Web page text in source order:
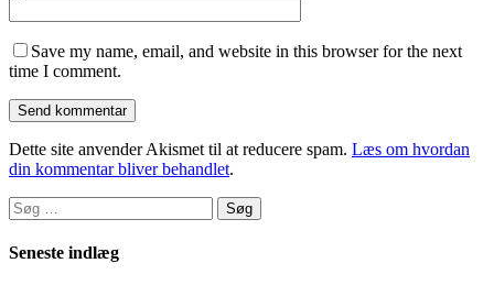
Save my name, email, and website in this browser for the next
time I comment.
Dette site anvender Akismet til at reducere spam. Læs om hvordan
din kommentar bliver behandlet.
Søg
efter:
Seneste indlæg